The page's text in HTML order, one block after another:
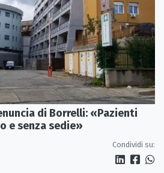
di Borrelli: «Pazienti
e senza sedie»
Condividi su: